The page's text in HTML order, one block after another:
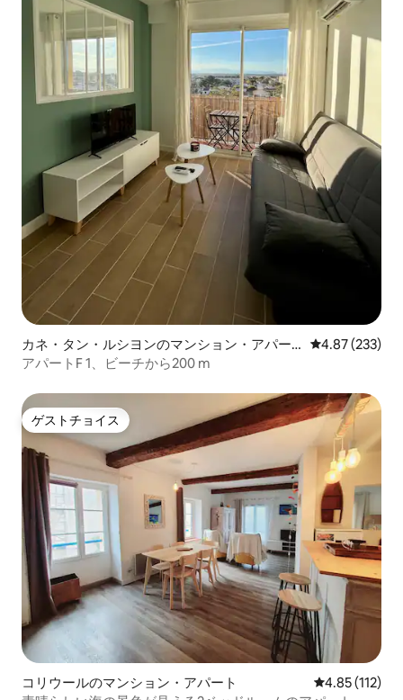
カネ・タン・ルシヨンのマンション・アパー
ト
レビュー233
4.87 (233)
アパートF 1、ビーチから200 m
ゲストチョイス
ゲストチョイス
コリウールのマンション・アパート レビュー112
4.85 (112)